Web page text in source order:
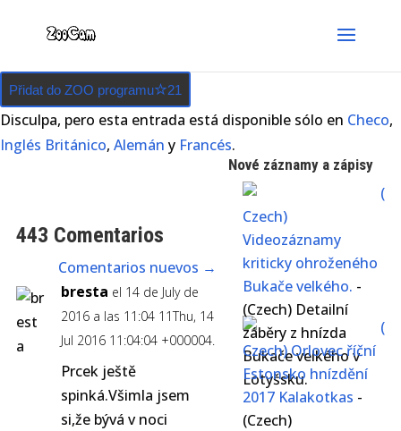
Přidat do ZOO programu 21
Disculpa, pero esta entrada está disponible sólo en Checo,
Inglés Británico, Alemán y Francés.
Nové záznamy a zápisy
(
Czech)
Videozáznamy
kriticky ohroženého
Bukače velkého. -
(Czech) Detailní
záběry z hnízda
Bukače velkého v
Lotyšsku.
(
Czech) Orlovec říční
Estonsko hnízdění
2017 Kalakotkas -
(Czech)
443 Comentarios
Comentarios nuevos →
bresta el 14 de July de
2016 a las 11:04 11Thu, 14
Jul 2016 11:04:04 +000004.
Prcek ještě
spinká.Všimla jsem
si,že bývá v noci